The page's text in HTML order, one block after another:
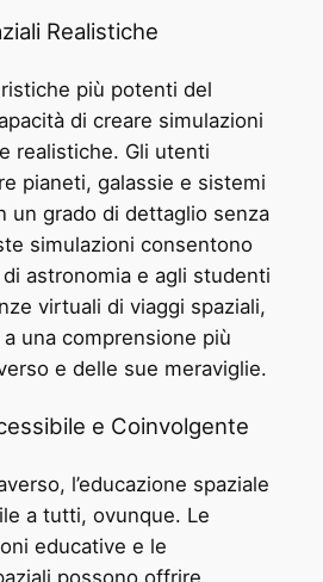
Realistiche
più potenti del
di creare simulazioni
realistiche. Gli utenti
pianeti, galassie e sistemi
un grado di dettaglio senza
simulazioni consentono
astronomia e agli studenti
virtuali di viaggi spaziali,
una comprensione più
e delle sue meraviglie.
e Coinvolgente
l’educazione spaziale
a tutti, ovunque. Le
educative e le